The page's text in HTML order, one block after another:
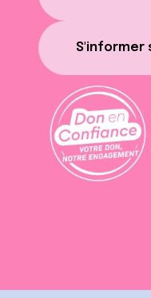
S'informer